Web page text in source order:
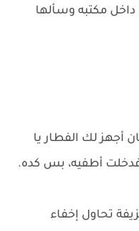
مكتبه وسألها
أجهز لك الفطار يا
أطفيه، بس كده.
تحاول إخفاء